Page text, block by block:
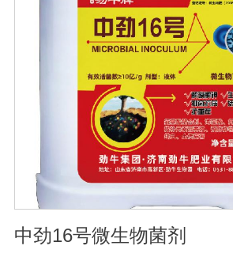
（蔗糖泥、果渣、茶渣、蘑菇渣、酒糟
本品内含大量有益活菌，不可与杀菌剂
药 的喷雾器一定要认真清洗后在喷菌
混用，要现混现用。【贮 存】于阴凉
阳光直射和雨淋【保 质 期】24个月
中劲16号微生物菌剂